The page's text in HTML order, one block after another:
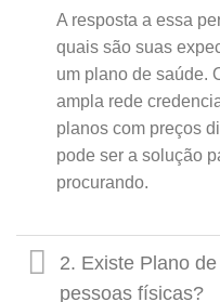
A resposta a essa
quais são suas
um plano de saúde.
ampla rede
planos com preços
pode ser a solução
procurando.
2. Existe Plano
pessoas físicas?